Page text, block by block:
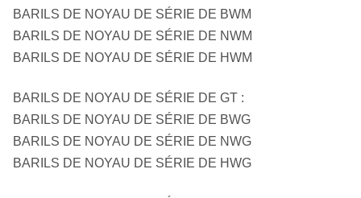
BARILS DE NOYAU DE SÉRIE DE BWM
BARILS DE NOYAU DE SÉRIE DE NWM
BARILS DE NOYAU DE SÉRIE DE HWM
BARILS DE NOYAU DE SÉRIE DE GT :
BARILS DE NOYAU DE SÉRIE DE BWG
BARILS DE NOYAU DE SÉRIE DE NWG
BARILS DE NOYAU DE SÉRIE DE HWG